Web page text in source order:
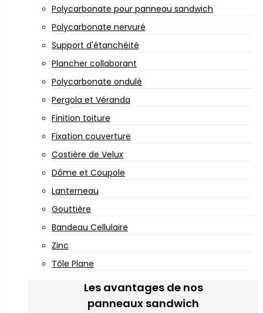
Polycarbonate pour panneau sandwich
Polycarbonate nervuré
Support d'étanchéité
Plancher collaborant
Polycarbonate ondulé
Pergola et Véranda
Finition toiture
Fixation couverture
Costière de Velux
Dôme et Coupole
Lanterneau
Gouttière
Bandeau Cellulaire
Zinc
Tôle Plane
Les avantages de nos
panneaux sandwich